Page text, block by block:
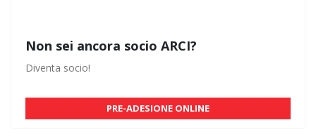
Non sei ancora socio ARCI?
Diventa socio!
PRE-ADESIONE ONLINE